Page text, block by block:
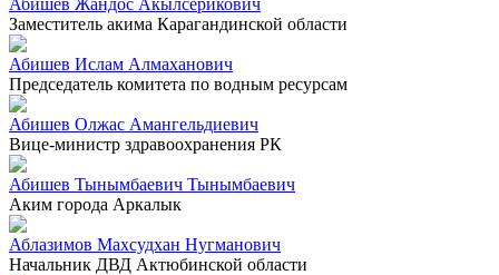
Заместитель акима Карагандинской области
Абишев Ислам Алмаханович
Председатель комитета по водным ресурсам
Абишев Олжас Амангельдиевич
Вице-министр здравоохранения РК
Абишев Тынымбаевич Тынымбаевич
Аким города Аркалык
Аблазимов Махсудхан Нугманович
Начальник ДВД Актюбинской области